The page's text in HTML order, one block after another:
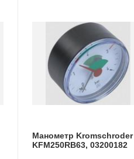
Манометр Kromschroder
KFM250RB63, 03200182